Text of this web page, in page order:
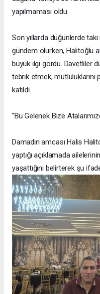
yapılmaması oldu.
Son yıllarda düğünlerde
gündem olurken, Halitoğlu
büyük ilgi gördü. Davetliler
tebrik etmek,
katıldı.
"Bu Gelenek Bize
Damadın amcası Halis
yaptığı açıklamada
yaşattığını belirterek şu